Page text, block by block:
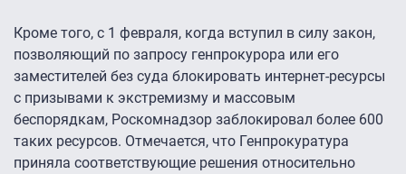
Кроме того, с 1 февраля, когда вступил в силу закон,
позволяющий по запросу генпрокурора или его
заместителей без суда блокировать интернет-ресурсы
с призывами к экстремизму и массовым
беспорядкам, Роскомнадзор заблокировал более 600
таких ресурсов. Отмечается, что Генпрокуратура
приняла соответствующие решения относительно